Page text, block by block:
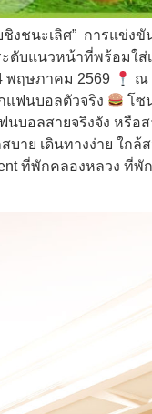
งชนะเลิศ” การแข่ง
ะดับแนวหน้าที่พร้อมใ
พฤษภาคม 2569
ณ
แฟนบอลตัวจริง
โซ
บอลสายจริงจัง หรือ
บาย เดินทางง่าย ใกล้
ที่พักคลองหลวง ที่พั